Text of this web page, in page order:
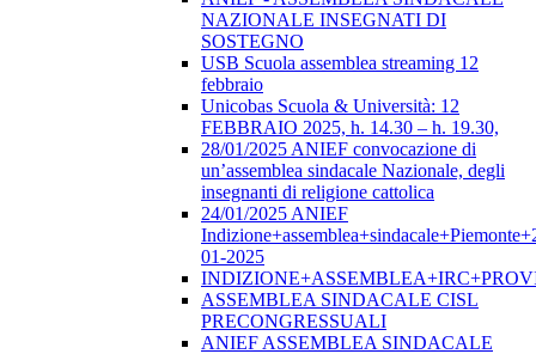
NAZIONALE INSEGNATI DI
SOSTEGNO
USB Scuola assemblea streaming 12
febbraio
Unicobas Scuola & Università: 12
FEBBRAIO 2025, h. 14.30 – h. 19.30,
28/01/2025 ANIEF convocazione di
un’assemblea sindacale Nazionale, degli
insegnanti di religione cattolica
24/01/2025 ANIEF
01-2025
ASSEMBLEA SINDACALE CISL
PRECONGRESSUALI
ANIEF ASSEMBLEA SINDACALE